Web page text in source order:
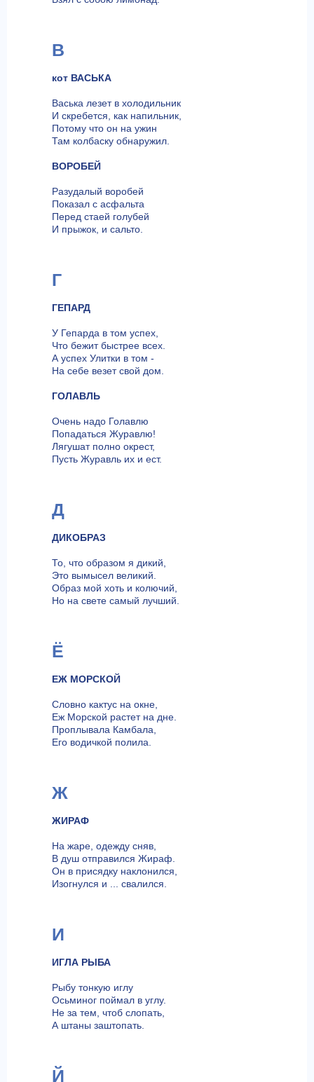
В
кот ВАСЬКА
Васька лезет в холодильник
И скребется, как напильник,
Потому что он на ужин
Там колбаску обнаружил.
ВОРОБЕЙ
Разудалый воробей
Показал с асфальта
Перед стаей голубей
И прыжок, и сальто.
Г
ГЕПАРД
У Гепарда в том успех,
Что бежит быстрее всех.
А успех Улитки в том -
На себе везет свой дом.
ГОЛАВЛЬ
Очень надо Голавлю
Попадаться Журавлю!
Лягушат полно окрест,
Пусть Журавль их и ест.
Д
ДИКОБРАЗ
То, что образом я дикий,
Это вымысел великий.
Образ мой хоть и колючий,
Но на свете самый лучший.
Ё
ЕЖ МОРСКОЙ
Словно кактус на окне,
Еж Морской растет на дне.
Проплывала Камбала,
Его водичкой полила.
Ж
ЖИРАФ
На жаре, одежду сняв,
В душ отправился Жираф.
Он в присядку наклонился,
Изогнулся и ... свалился.
И
ИГЛА РЫБА
Рыбу тонкую иглу
Осьминог поймал в углу.
Не за тем, чтоб слопать,
А штаны заштопать.
Й